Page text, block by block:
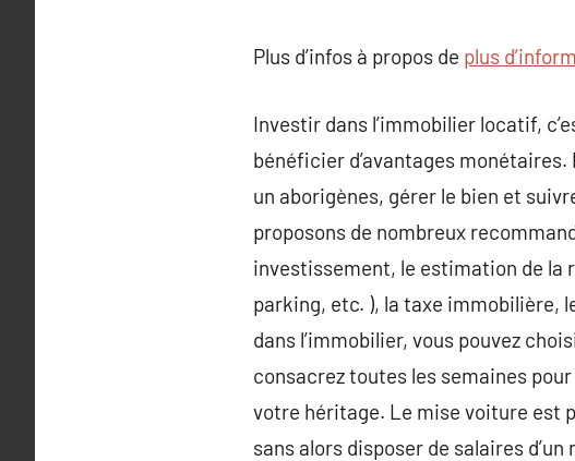
Plus d’infos à propos de plus
Investir dans l’immobilier locatif,
bénéficier d’avantages
un aborigènes, gérer le bien et
proposons de nombreux
investissement, le estimation de la
parking, etc. ), la taxe immobilière,
dans l’immobilier, vous pouvez
consacrez toutes les semaines
votre héritage. Le mise voiture est
sans alors disposer de salaires